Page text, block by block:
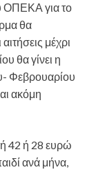
ΟΠΕΚΑ για το
θα
μέχρι
θα γίνει η
Φεβρουαρίου
ακόμη
42 ή 28 ευρώ
ανά μήνα,